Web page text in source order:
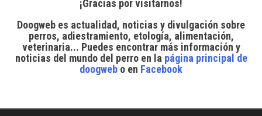
¡Gracias por visitarnos!
Doogweb es actualidad, noticias y divulgación sobre
perros, adiestramiento, etología, alimentación,
veterinaria... Puedes encontrar más información y
noticias del mundo del perroen la página principal de
doogweb o en Facebook